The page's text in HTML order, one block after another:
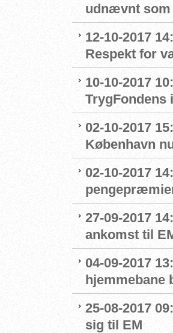
udnævnt som
12-10-2017
Respekt for
10-10-2017
TrygFondens
02-10-2017
København
02-10-2017
27-09-2017
ankomst til
04-09-2017
hjemmebane
25-08-2017
sig til EM